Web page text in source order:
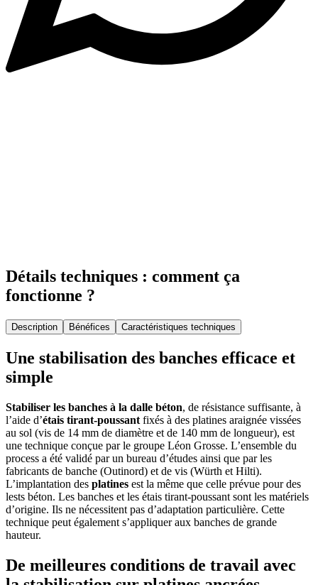
Détails techniques : comment ça
fonctionne ?
Description Bénéfices Caractéristiques techniques
Une stabilisation des banches efficace et
simple
Stabiliser les banches à la dalle béton, de résistance suffisante, à
l’aide d’étais tirant-poussant fixés à des platines araignée vissées
au sol (vis de 14 mm de diamètre et de 140 mm de longueur), est
une technique conçue par le groupe Léon Grosse. L’ensemble du
process a été validé par un bureau d’études ainsi que par les
fabricants de banche (Outinord) et de vis (Würth et Hilti).
L’implantation des platines est la même que celle prévue pour des
lests béton. Les banches et les étais tirant-poussant sont les matériels
d’origine. Ils ne nécessitent pas d’adaptation particulière. Cette
technique peut également s’appliquer aux banches de grande
hauteur.
De meilleures conditions de travail avec